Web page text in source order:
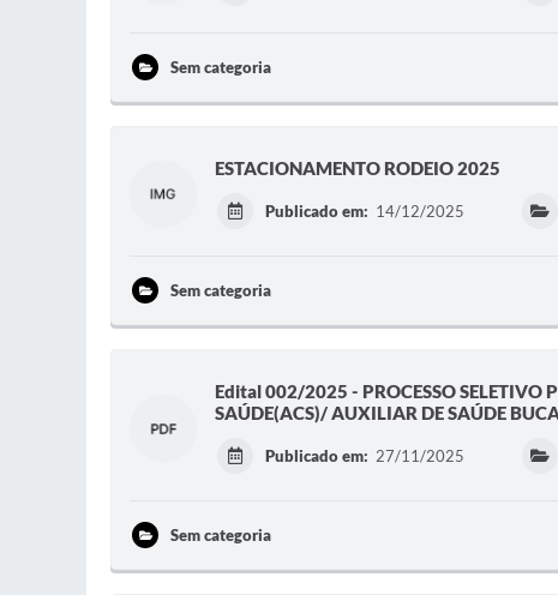
Sem categoria
ESTACIONAMENTO RODEIO 2025
Publicado em: 14/12/2025
Sem categoria
Edital 002/2025 - PROCESSO SELETIVO
SAÚDE(ACS)/ AUXILIAR DE SAÚDE
Publicado em: 27/11/2025
Sem categoria